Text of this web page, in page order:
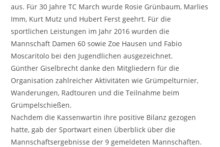
aus. Für 30 Jahre TC March wurde Rosie Grünbaum, Marlies
Imm, Kurt Mutz und Hubert Ferst geehrt. Für die
sportlichen Leistungen im Jahr 2016 wurden die
Mannschaft Damen 60 sowie Zoe Hausen und Fabio
Moscaritolo bei den Jugendlichen ausgezeichnet.
Günther Giselbrecht danke den Mitgliedern für die
Organisation zahlreicher Aktivitäten wie Grümpelturnier,
Wanderungen, Radtouren und die Teilnahme beim
Grümpelschießen.
Nachdem die Kassenwartin ihre positive Bilanz gezogen
hatte, gab der Sportwart einen Überblick über die
Mannschaftsergebnisse der 9 gemeldeten Mannschaften.